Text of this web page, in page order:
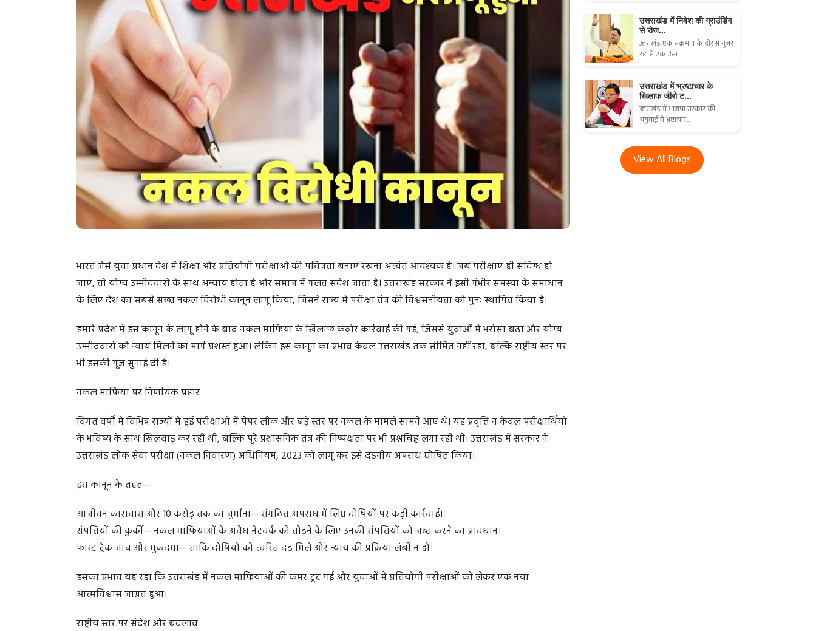
भारत जैसे युवा प्रधान देश में शिक्षा और प्रतियोगी परीक्षाओं की पवित्रता बनाए रखना अत्यंत आवश्यक है। जब परीक्षाएं ही संदिग्ध हो
जाएं, तो योग्य उम्मीदवारों के साथ अन्याय होता है और समाज में गलत संदेश जाता है। उत्तराखंड सरकार ने इसी गंभीर समस्या के समाधान
के लिए देश का सबसे सख्त नकल विरोधी कानून लागू किया, जिसने राज्य में परीक्षा तंत्र की विश्वसनीयता को पुनः स्थापित किया है।
हमारे प्रदेश में इस कानून के लागू होने के बाद नकल माफिया के खिलाफ कठोर कार्रवाई की गई, जिससे युवाओं में भरोसा बढ़ा और योग्य
उम्मीदवारों को न्याय मिलने का मार्ग प्रशस्त हुआ। लेकिन इस कानून का प्रभाव केवल उत्तराखंड तक सीमित नहीं रहा, बल्कि राष्ट्रीय स्तर पर
भी इसकी गूंज सुनाई दी है।
नकल माफिया पर निर्णायक प्रहार
विगत वर्षों में विभिन्न राज्यों में हुई परीक्षाओं में पेपर लीक और बड़े स्तर पर नकल के मामले सामने आए थे। यह प्रवृत्ति न केवल परीक्षार्थियों
के भविष्य के साथ खिलवाड़ कर रही थी, बल्कि पूरे प्रशासनिक तंत्र की निष्पक्षता पर भी प्रश्नचिह्न लगा रही थी। उत्तराखंड में सरकार ने
उत्तराखंड लोक सेवा परीक्षा (नकल निवारण) अधिनियम, 2023 को लागू कर इसे दंडनीय अपराध घोषित किया।
इस कानून के तहत—
आजीवन कारावास और 10 करोड़ तक का जुर्माना— संगठित अपराध में लिप्त दोषियों पर कड़ी कार्रवाई।
संपत्तियों की कुर्की— नकल माफियाओं के अवैध नेटवर्क को तोड़ने के लिए उनकी संपत्तियों को जब्त करने का प्रावधान।
फास्ट ट्रैक जांच और मुकदमा— ताकि दोषियों को त्वरित दंड मिले और न्याय की प्रक्रिया लंबी न हो।
इसका प्रभाव यह रहा कि उत्तराखंड में नकल माफियाओं की कमर टूट गई और युवाओं में प्रतियोगी परीक्षाओं को लेकर एक नया
आत्मविश्वास जाग्रत हुआ।
राष्ट्रीय स्तर पर संदेश और बदलाव
उत्तराखंड में निवेश की ग्राउंडिंग
से रोज...
उत्तराखंड एक संक्रमण के दौर से गुजर
रहा है एक ऐसा...
उत्तराखंड में भ्रष्टाचार के
खिलाफ जीरो ट...
उत्तराखंड में भाजपा सरकार की
अगुवाई में भ्रष्टाचार...
View All Blogs